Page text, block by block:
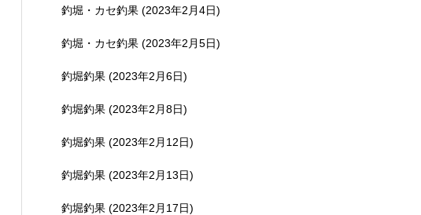
釣堀・カセ釣果 (2023年2月4日)
釣堀・カセ釣果 (2023年2月5日)
釣堀釣果 (2023年2月6日)
釣堀釣果 (2023年2月8日)
釣堀釣果 (2023年2月12日)
釣堀釣果 (2023年2月13日)
釣堀釣果 (2023年2月17日)